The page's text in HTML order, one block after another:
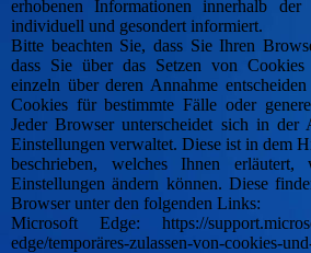
erhobenen Informationen innerhalb der
individuell und gesondert informiert.
Bitte beachten Sie, dass Sie Ihren
dass Sie über das Setzen von
einzeln über deren Annahme
Cookies für bestimmte Fälle oder
Jeder Browser unterscheidet sich in
Einstellungen verwaltet. Diese ist in dem
beschrieben, welches Ihnen
Einstellungen ändern können. Diese
Browser unter den folgenden Links:
Microsoft Edge: https://
edge/temporäres-zulassen-von-cookies-